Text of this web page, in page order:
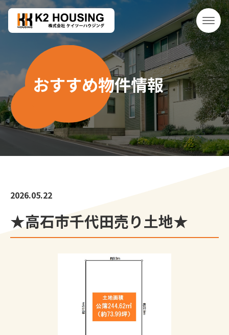
おすすめ物件情報
2026.05.22
★高石市千代田売り土地★